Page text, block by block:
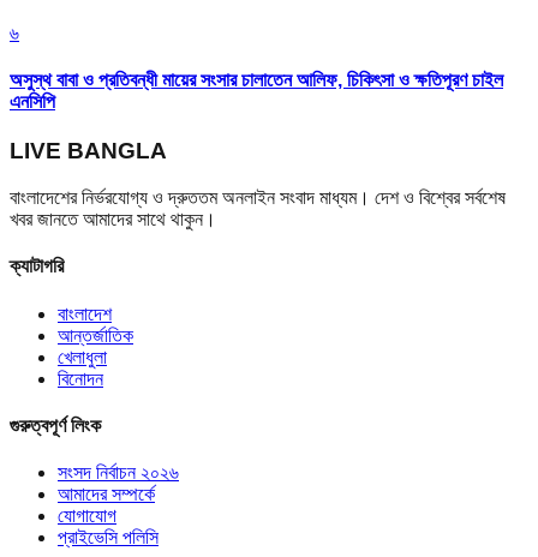
৬
অসুস্থ বাবা ও প্রতিবন্ধী মায়ের সংসার চালাতেন আলিফ, চিকিৎসা ও ক্ষতিপূরণ চাইল
এনসিপি
LIVE BANGLA
বাংলাদেশের নির্ভরযোগ্য ও দ্রুততম অনলাইন সংবাদ মাধ্যম। দেশ ও বিশ্বের সর্বশেষ
খবর জানতে আমাদের সাথে থাকুন।
ক্যাটাগরি
বাংলাদেশ
আন্তর্জাতিক
খেলাধুলা
বিনোদন
গুরুত্বপূর্ণ লিংক
সংসদ নির্বাচন ২০২৬
আমাদের সম্পর্কে
যোগাযোগ
প্রাইভেসি পলিসি